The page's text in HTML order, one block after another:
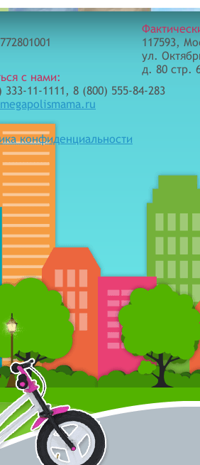
с нами:
333-11-1111, 8 (800) 555-84-283
конфиденциальности
117593,
ул.
д. 80 стр.